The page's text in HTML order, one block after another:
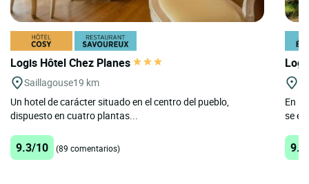
Logis Hôtel Chez Planes
Saillagouse19 km
Un hotel de carácter situado en el centro del pueblo,
dispuesto en cuatro plantas...
9.3/10 (89 comentarios)
En
se